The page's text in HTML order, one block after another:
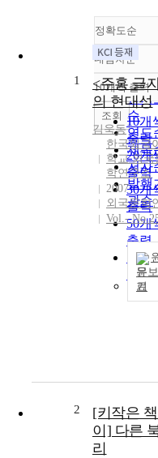
정확도순
정확
순
인기
순
연도
제목
저자
발행
관순
내림차순
내림
10개씩 출력
10개
출력
20개
출력
30개
출력
50개
출력
100
출력
조회
1
<주홍 글
의 현대성
김욱동
한국외국
학교 외국
학연구소
2007
외국문학
Vol.-
문보
기
2
[키작은
이] 다른
리